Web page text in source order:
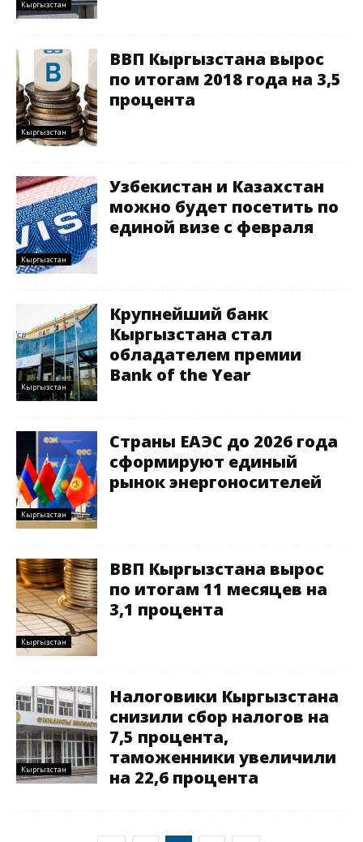
Кыргызстан
Кыргызстан
ВВП Кыргызстана вырос
по итогам 2018 года на 3,5
процента
Кыргызстан
Узбекистан и Казахстан
можно будет посетить по
единой визе с февраля
Кыргызстан
Крупнейший банк
Кыргызстана стал
обладателем премии
Bank of the Year
Кыргызстан
Страны ЕАЭС до 2026 года
сформируют единый
рынок энергоносителей
Кыргызстан
ВВП Кыргызстана вырос
по итогам 11 месяцев на
3,1 процента
Кыргызстан
Налоговики Кыргызстана
снизили сбор налогов на
7,5 процента,
таможенники увеличили
на 22,6 процента